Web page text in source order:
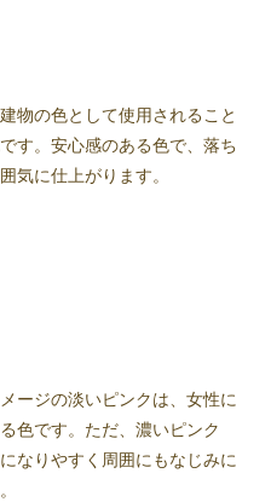
物の色として使用されること
す。安心感のある色で、落ち
気に仕上がります。
ージの淡いピンクは、女性に
色です。ただ、濃いピンク
なりやすく周囲にもなじみに